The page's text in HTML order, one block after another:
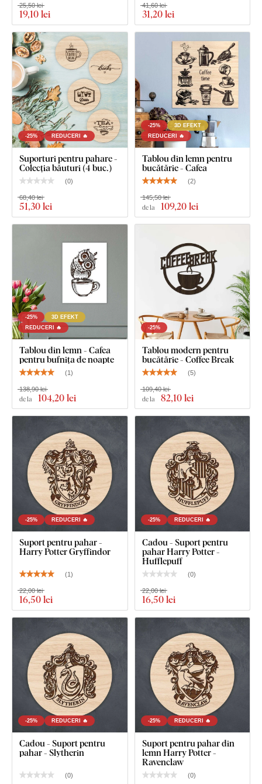
19,10 lei
25,50 lei
31,20 lei
41,60 lei
-25% REDUCERI 🔥
Suporturi pentru pahare -
Colecția băuturi (4 buc.)
(0)
51,30 lei
68,40 lei
-25%
3D EFEKT
REDUCERI 🔥
Tablou din lemn pentru
bucătărie - Cafea
(2)
de la 109,20 lei
145,50 lei
-25%
3D EFEKT
REDUCERI 🔥
Tablou din lemn - Cafea
pentru bufnița de noapte
(1)
de la 104,20 lei
138,90 lei
-25%
Tablou modern pentru
bucătărie - Coffee Break
(5)
de la 82,10 lei
109,40 lei
-25% REDUCERI 🔥
Suport pentru pahar -
Harry Potter Gryffindor
(1)
16,50 lei
22,00 lei
-25% REDUCERI 🔥
Cadou - Suport pentru
pahar Harry Potter -
Hufflepuff
(0)
16,50 lei
22,00 lei
-25% REDUCERI 🔥
Cadou - Suport pentru
pahar - Slytherin
(0)
-25% REDUCERI 🔥
Suport pentru pahar din
lemn Harry Potter -
Ravenclaw
(0)